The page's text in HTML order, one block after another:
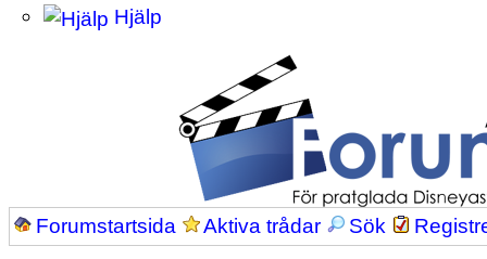
Hjälp
Forumstartsida Aktiva trådar Sök